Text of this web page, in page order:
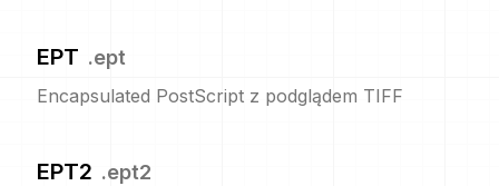
EPT .ept
Encapsulated PostScript z podglądem TIFF
EPT2 .ept2